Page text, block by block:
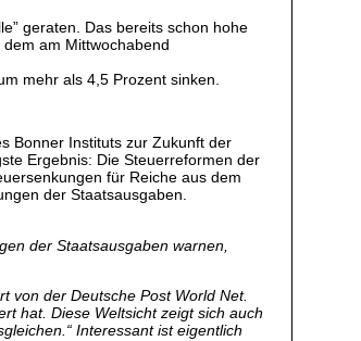
geraten. Das bereits schon hohe
am Mittwochabend
mehr als 4,5 Prozent sinken.
Bonner Instituts zur Zukunft der
Ergebnis: Die Steuerreformen der
für Reiche aus dem
der Staatsausgaben.
der Staatsausgaben warnen,
von der Deutsche Post World Net.
hat. Diese Weltsicht zeigt sich auch
Interessant ist eigentlich